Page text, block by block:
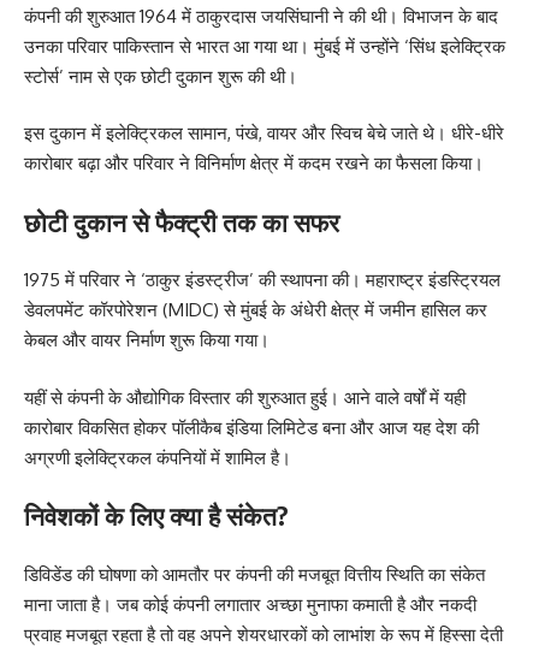
कंपनी की शुरुआत 1964 में ठाकुरदास जयसिंघानी ने की थी। विभाजन के बाद
उनका परिवार पाकिस्तान से भारत आ गया था। मुंबई में उन्होंने ‘सिंध इलेक्ट्रिक
स्टोर्स’ नाम से एक छोटी दुकान शुरू की थी।
इस दुकान में इलेक्ट्रिकल सामान, पंखे, वायर और स्विच बेचे जाते थे। धीरे-धीरे
कारोबार बढ़ा और परिवार ने विनिर्माण क्षेत्र में कदम रखने का फैसला किया।
छोटी दुकान से फैक्ट्री तक का सफर
1975 में परिवार ने ‘ठाकुर इंडस्ट्रीज’ की स्थापना की। महाराष्ट्र इंडस्ट्रियल
डेवलपमेंट कॉरपोरेशन (MIDC) से मुंबई के अंधेरी क्षेत्र में जमीन हासिल कर
केबल और वायर निर्माण शुरू किया गया।
यहीं से कंपनी के औद्योगिक विस्तार की शुरुआत हुई। आने वाले वर्षों में यही
कारोबार विकसित होकर पॉलीकैब इंडिया लिमिटेड बना और आज यह देश की
अग्रणी इलेक्ट्रिकल कंपनियों में शामिल है।
निवेशकों के लिए क्या है संकेत?
डिविडेंड की घोषणाको आमतौर पर कंपनी की मजबूत वित्तीय स्थिति का संकेत
माना जाता है। जब कोई कंपनी लगातार अच्छा मुनाफा कमाती है और नकदी
प्रवाह मजबूत रहता है तो वह अपने शेयरधारकों को लाभांश के रूप में हिस्सा देती